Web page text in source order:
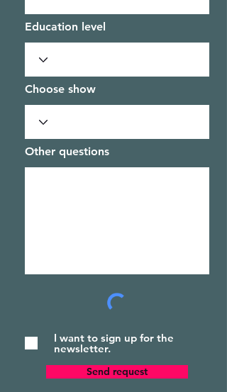
Education level
Choose show
Other questions
I want to sign up for the
newsletter.
Send request